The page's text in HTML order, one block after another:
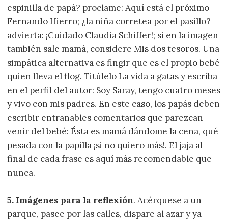
espinilla de papá? proclame: Aquí está el próximo
Fernando Hierro; ¿la niña corretea por el pasillo?
advierta: ¡Cuidado Claudia Schiffer!; si en la imagen
también sale mamá, considere Mis dos tesoros. Una
simpática alternativa es fingir que es el propio bebé
quien lleva el flog. Titúlelo La vida a gatas y escriba
en el perfil del autor: Soy Saray, tengo cuatro meses
y vivo con mis padres. En este caso, los papás deben
escribir entrañables comentarios que parezcan
venir del bebé: Ésta es mamá dándome la cena, qué
pesada con la papilla ¡si no quiero más!. El jaja al
final de cada frase es aquí más recomendable que
nunca.
5. Imágenes para la reflexión. Acérquese a un
parque, pasee por las calles, dispare al azar y ya